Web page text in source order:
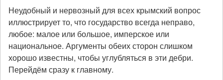
Неудобный и нервозный для всех крымский вопрос
иллюстрирует то, что государство всегда неправо,
любое: малое или большое, имперское или
национальное. Аргументы обеих сторон слишком
хорошо известны, чтобы углубляться в эти дебри.
Перейдём сразу к главному.